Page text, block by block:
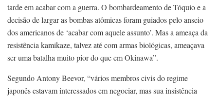
tarde em acabar com a guerra. O bombardeamento de Tóquio e a
decisão de largar as bombas atômicas foram guiados pelo anseio
dos americanos de ‘acabar com aquele assunto’. Mas a ameaça da
resistência kamikaze, talvez até com armas biológicas, ameaçava
ser uma batalha muito pior do que em Okinawa”.
Segundo Antony Beevor, “vários membros civis do regime
japonês estavam interessados em negociar, mas sua insistência